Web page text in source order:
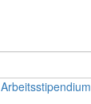
Arbeitsstipendium